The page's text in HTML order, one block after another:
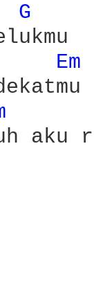
G
Em
aku